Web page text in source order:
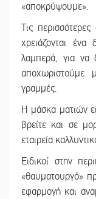
«αποκρύψουμε».
Τις
χρειάζονται
λαμπερά, για να
αποχωριστούμε
γραμμές.
Η μάσκα ματιών
βρείτε και σε
εταιρεία
Ειδικοί στην
«θαυματουργό»
εφαρμογή και